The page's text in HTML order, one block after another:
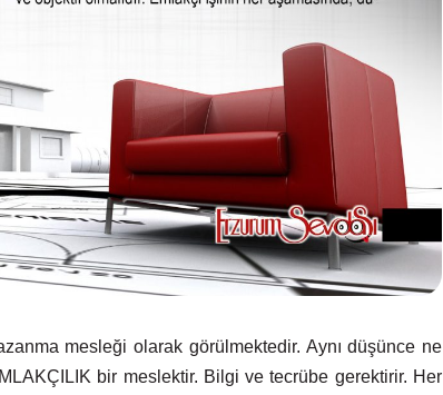
mesleği olarak görülmektedir. Aynı düşünce ne
bir meslektir. Bilgi ve tecrübe gerektirir. Her